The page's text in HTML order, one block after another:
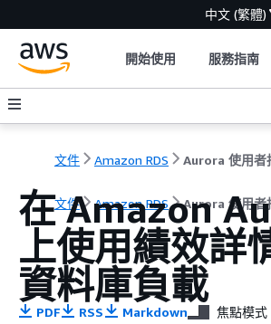
中文 (繁體)
開始使用 服務指南
文件 Amazon RDS Aurora 使用者
文件 Amazon RDS Aurora 使用者
在Amazon
上使用績效詳
資料庫負載
PDF RSS Markdown 焦點模式